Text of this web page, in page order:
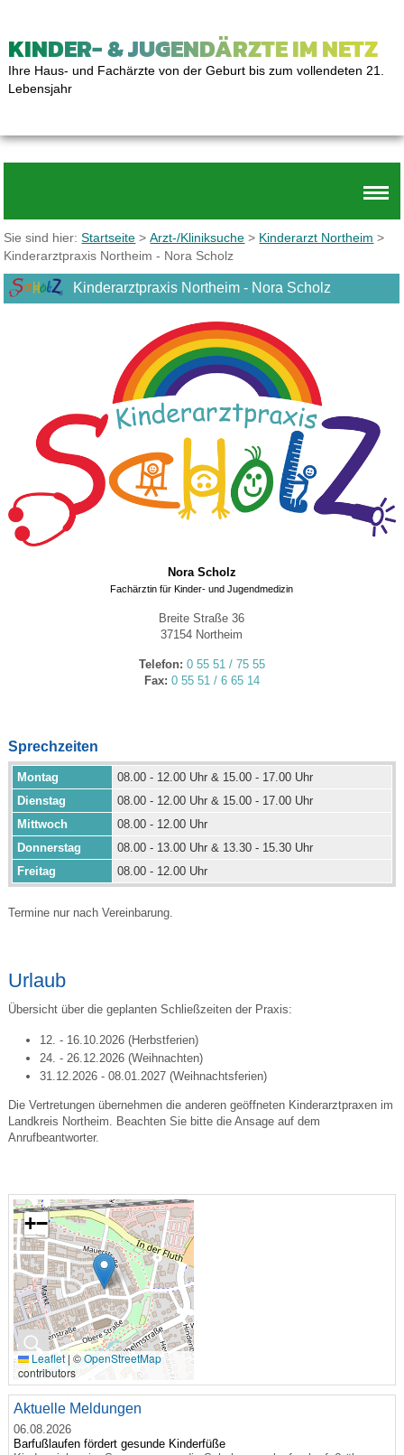
KINDER- & JUGENDÄRZTE IM NETZ
Ihre Haus- und Fachärzte von der Geburt bis zum vollendeten 21.
Lebensjahr
Sie sind hier:Startseite >Arzt-/Kliniksuche > Kinderarzt Northeim >
Kinderarztpraxis Northeim - Nora Scholz
Kinderarztpraxis Northeim - Nora Scholz
Nora Scholz
Fachärztin für Kinder- und Jugendmedizin
Breite Straße 36
37154 Northeim
Telefon: 0 55 51 / 75 55
Fax: 0 55 51 / 6 65 14
Sprechzeiten
Montag
08.00 - 12.00 Uhr & 15.00 - 17.00 Uhr
Dienstag
08.00 - 12.00 Uhr & 15.00 - 17.00 Uhr
Mittwoch
08.00 - 12.00 Uhr
Donnerstag
08.00 - 13.00 Uhr & 13.30 - 15.30 Uhr
Freitag
08.00 - 12.00 Uhr
Termine nur nach Vereinbarung.
Urlaub
Übersicht über die geplanten Schließzeiten der Praxis:
12. - 16.10.2026 (Herbstferien)
24. - 26.12.2026 (Weihnachten)
31.12.2026 - 08.01.2027 (Weihnachtsferien)
Die Vertretungen übernehmen die anderen geöffneten Kinderarztpraxen im
Landkreis Northeim. Beachten Sie bitte die Ansage auf dem
Anrufbeantworter.
🔍
+−
Leaflet| ©OpenStreetMap
contributors
Aktuelle Meldungen
06.08.2026
Barfußlaufen fördert gesunde Kinderfüße